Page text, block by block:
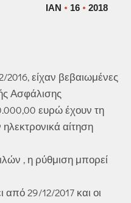
ΙΑΝ 16 2018
2016, είχαν βεβαιωμένες
Ασφάλισης
ευρώ έχουν τη
αίτηση
, η ρύθμιση μπορεί
29/12/2017 και οι